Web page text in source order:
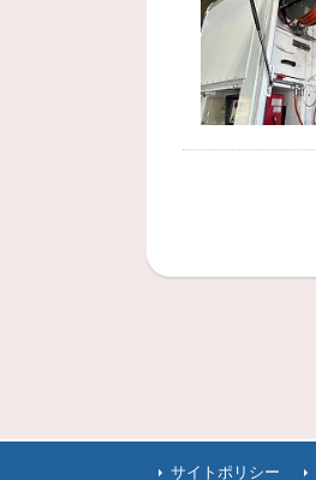
サイトポリシー